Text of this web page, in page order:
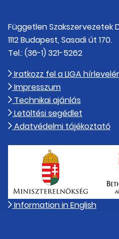
Független Szakszervezetek
1112 Budapest, Sasadi út 170.
Tel.: (36-1) 321-5262
Iratkozz fel a LIGA
Impresszum
Technikai ajánlás
Letöltési segédlet
Adatvédelmi tájékoztató
Information in English